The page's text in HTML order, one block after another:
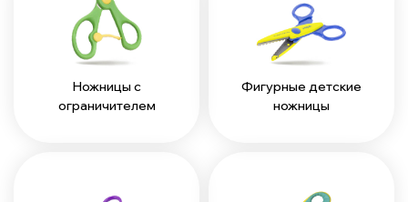
Ножницы с
ограничителем
Фигурные детские
ножницы